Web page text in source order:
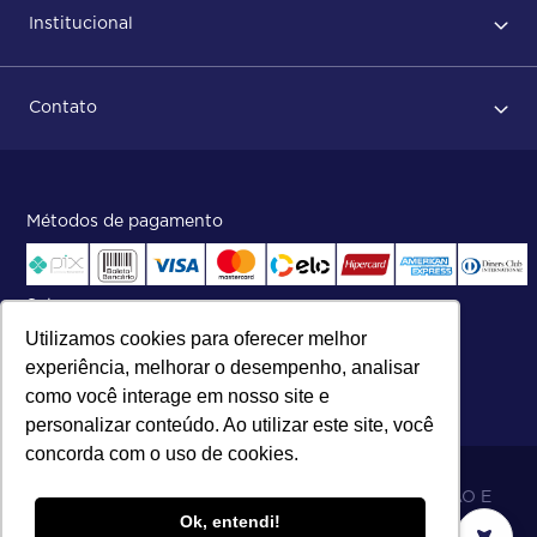
Utilizamos cookies para oferecer melhor
experiência, melhorar o desempenho, analisar
como você interage em nosso site e
personalizar conteúdo. Ao utilizar este site, você
concorda com o uso de cookies.
Ok, entendi!
Após conclusão do pedido
Status do pedido e acompanhamento da entrega
Institucional
ISO
Contato
Central de atendimento:
Telefone:(27) 2121-9000
Segunda a Sexta das 8h às 17h30
Métodos de pagamento
Selos
06.698.001/0002-19 - MB 5 COMÉRCIO IMPORTAÇÃO E